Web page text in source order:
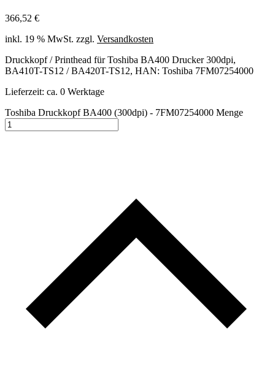
366,52 €
inkl. 19 % MwSt. zzgl. Versandkosten
Druckkopf / Printhead für Toshiba BA400 Drucker 300dpi,
BA410T-TS12 / BA420T-TS12, HAN: Toshiba 7FM07254000
Lieferzeit: ca. 0 Werktage
Toshiba Druckkopf BA400 (300dpi) - 7FM07254000 Menge